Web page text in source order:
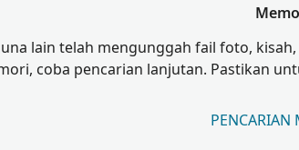
lain telah mengunggah fail foto,
coba pencarian lanjutan. Pastikan
PENCARIAN